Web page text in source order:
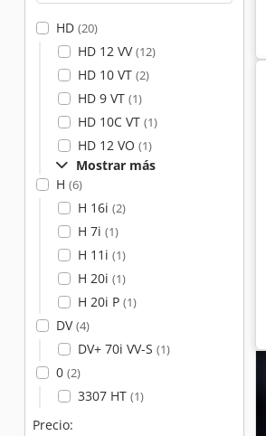
HD (20)
HD 12 VV(12)
HD 10 VT (2)
HD 9 VT (1)
HD 10C VT (1)
HD 12 VO (1)
Mostrar más
H (6)
H 16i (2)
H 7i (1)
H 11i (1)
H 20i (1)
H 20i P (1)
DV(4)
DV+ 70i VV-S (1)
0 (2)
3307 HT (1)
Precio: